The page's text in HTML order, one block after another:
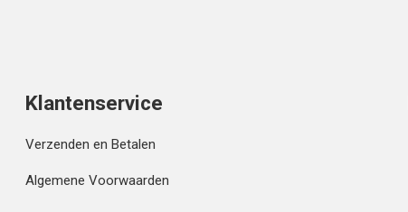
Klantenservice
Verzenden en Betalen
Algemene Voorwaarden